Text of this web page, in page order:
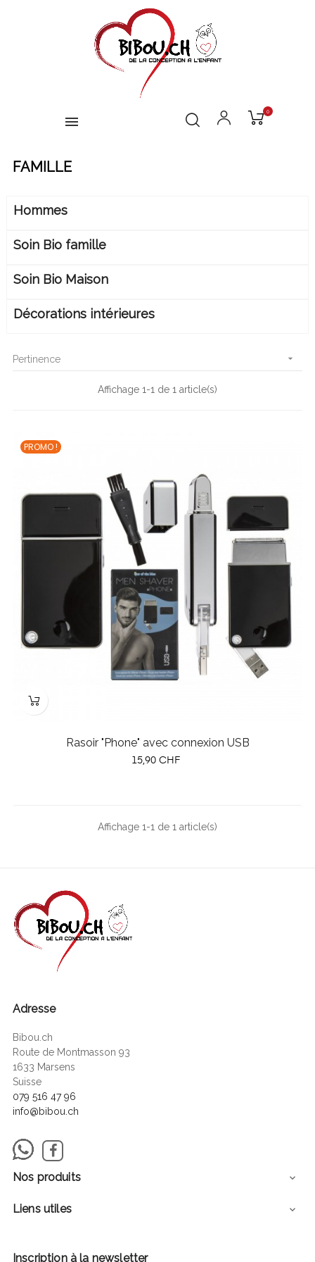
0
FAMILLE
Hommes
Soin Bio famille
Soin Bio Maison
Décorations intérieures
Pertinence 
Affichage 1-1 de 1 article(s)
PROMO !
Rasoir "Phone" avec connexion USB
Prix
15,90 CHF
Affichage 1-1 de 1 article(s)
Adresse
Bibou.ch
Route de Montmasson 93
1633 Marsens
Suisse
079 516 47 96
info@bibou.ch
Nos produits 
Liens utiles 
Inscription à la newsletter